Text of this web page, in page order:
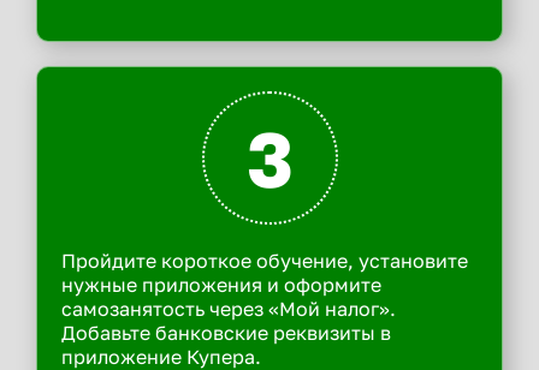
3
Пройдите короткое обучение, установите
нужные приложения и оформите
самозанятость через «Мой налог».
Добавьте банковские реквизиты в
приложение Купера.